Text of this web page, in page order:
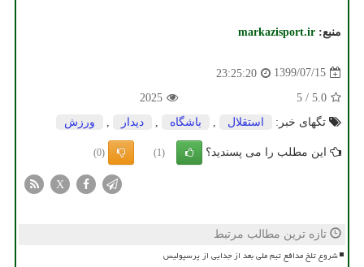
منبع: markazisport.ir
1399/07/15
23:25:20
5.0
/
5
2025
تگهای خبر:
استقلال باشگاه دیدار ورزش
این مطلب را می پسندید؟ (1)
(0)
X
تازه ترین مطالب مرتبط
شروع تلخ مدافع تیم ملی بعد از جدایی از پرسپولیس